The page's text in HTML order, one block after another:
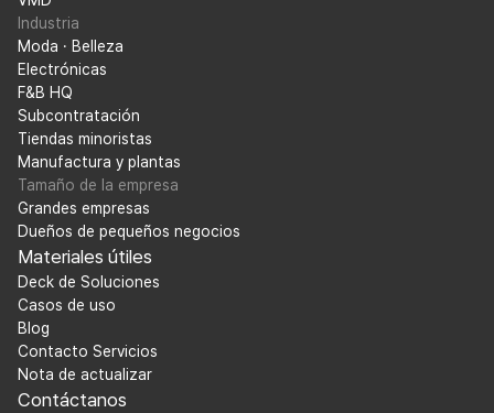
Industria
Moda · Belleza
Electrónicas
F&B HQ
Subcontratación
Tiendas minoristas
Manufactura y plantas
Tamaño de la empresa
Grandes empresas
Dueños de pequeños negocios
Materiales útiles
Deck de Soluciones
Casos de uso
Blog
Contacto Servicios
Nota de actualizar
Contáctanos